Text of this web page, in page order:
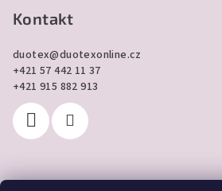
Kontakt
duotex@duotexonline.cz
+421 57 442 11 37
+421 915 882 913